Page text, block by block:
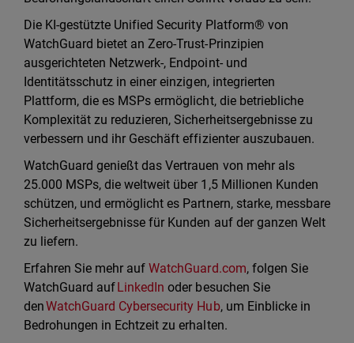
Die KI-gestützte Unified Security Platform® von
WatchGuard bietet an Zero-Trust-Prinzipien
ausgerichteten Netzwerk-, Endpoint- und
Identitätsschutz in einer einzigen, integrierten
Plattform, die es MSPs ermöglicht, die betriebliche
Komplexität zu reduzieren, Sicherheitsergebnisse zu
verbessern und ihr Geschäft effizienter auszubauen.
WatchGuard genießt das Vertrauen von mehr als
25.000 MSPs, die weltweit über 1,5 Millionen Kunden
schützen, und ermöglicht es Partnern, starke, messbare
Sicherheitsergebnisse für Kunden auf der ganzen Welt
zu liefern.
Erfahren Sie mehr aufWatchGuard.com, folgen Sie
WatchGuard auf LinkedIn oder besuchen Sie
denWatchGuard Cybersecurity Hub, um Einblicke in
Bedrohungen in Echtzeit zu erhalten.